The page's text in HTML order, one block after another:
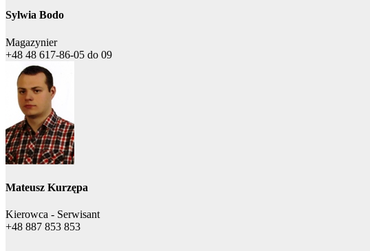
Sylwia Bodo
Magazynier
+48 48 617-86-05 do 09
Mateusz Kurzępa
Kierowca - Serwisant
+48 887 853 853